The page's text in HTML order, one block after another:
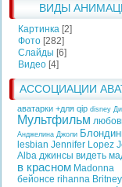
ВИДЫ
Картинка [2]
Фото [282]
Слайды [6]
Видео [4]
АССОЦИАЦИИ
аватарки +для qip disney
Мультфильм
Анджелина Джоли
lesbian Jennifer Lopez
Alba джинсы видеть
в красном Madonna
бейонсе rihanna Britney